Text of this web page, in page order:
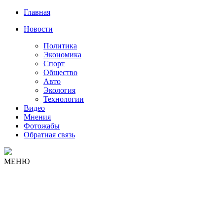
Главная
Новости
Политика
Экономика
Спорт
Общество
Авто
Экология
Технологии
Видео
Мнения
Фотожабы
Обратная связь
МЕНЮ